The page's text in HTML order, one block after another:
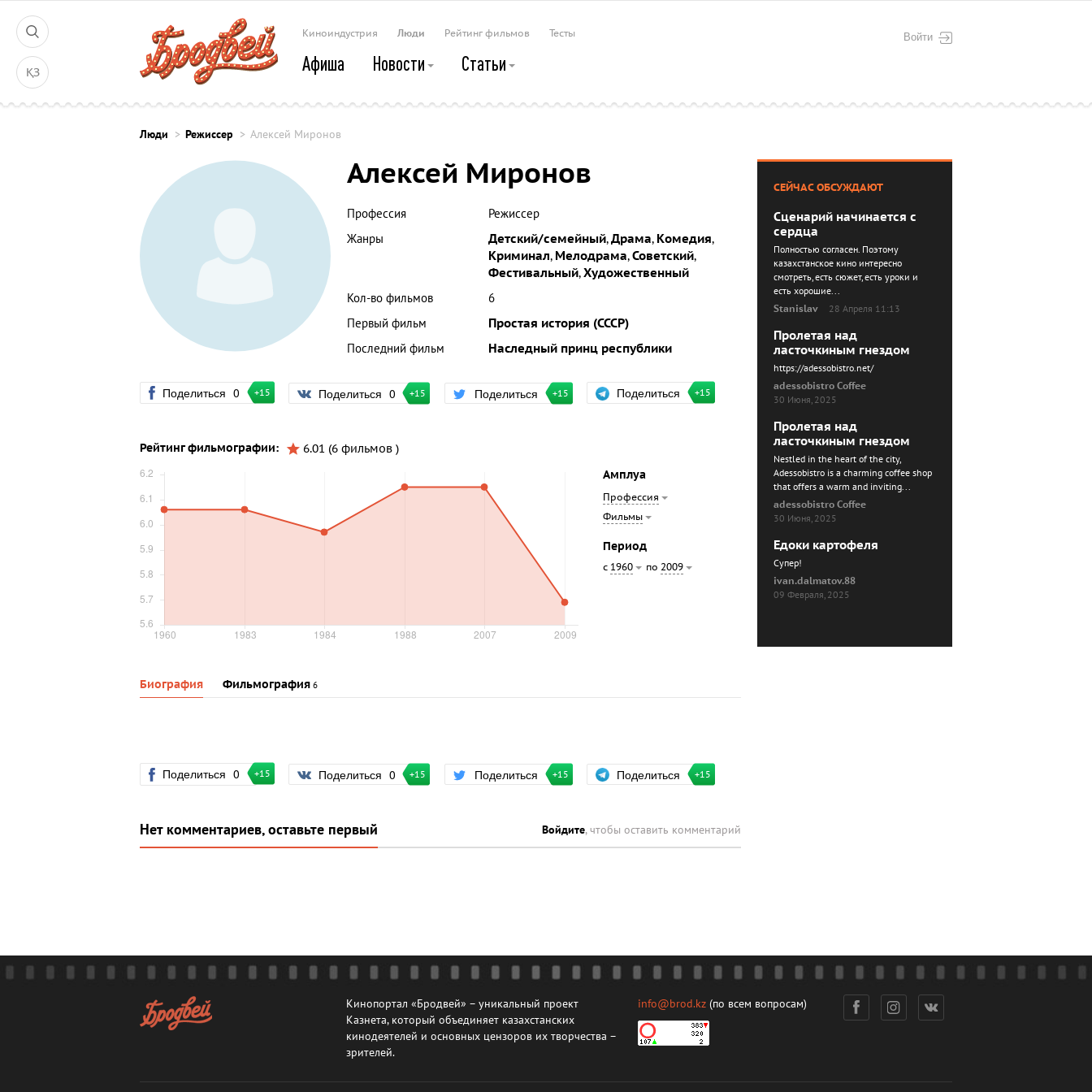
ҚЗ
Войти
Киноиндустрия Люди Рейтинг фильмов Тесты
Афиша Новости Статьи
Люди Режиссер Алексей Миронов
Алексей Миронов
Профессия
Режиссер
Жанры
Детский/семейный,Драма, Комедия,
Криминал, Мелодрама,Советский,
Фестивальный,Художественный
Кол-во фильмов
6
Первый фильм
Простая история (СССР)
Последний фильм
Наследный принц республики
Поделиться 0 +15 Поделиться 0 +15 Поделиться +15 Поделиться +15
Рейтинг фильмографии:
6.01 (6 фильмов )
Амплуа
Профессия
Фильмы
Период
с 1960 по 2009
Биография Фильмография 6
Поделиться 0 +15 Поделиться 0 +15 Поделиться +15 Поделиться +15
Нет комментариев, оставьте первый Войдите, чтобы оставить комментарий
СЕЙЧАС ОБСУЖДАЮТ
Сценарий начинается с
сердца
Полностью согласен. Поэтому
казахстанское кино интересно
смотреть, есть сюжет, есть уроки и
есть хорошие...
Stanislav
28 Апреля 11:13
Пролетая над
ласточкиным гнездом
https://adessobistro.net/
adessobistro Coffee
30 Июня, 2025
Пролетая над
ласточкиным гнездом
Nestled in the heart of the city,
Adessobistro is a charming coffee shop
that offers a warm and inviting...
adessobistro Coffee
30 Июня, 2025
Едоки картофеля
Cупер!
ivan.dalmatov.88
09 Февраля, 2025
Кинопортал «Бродвей» – уникальный проект
Казнета, который объединяет казахстанских
кинодеятелей и основных цензоров их творчества –
зрителей.
info@brod.kz (по всем вопросам)